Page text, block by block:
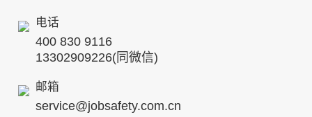
电话
400 830 9116
13302909226(同微信)
邮箱
service@jobsafety.com.cn
其他案例
企业文化
专家团队
发展历程
招贤纳士